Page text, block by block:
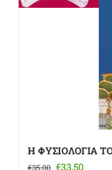
Η ΦΥΣΙΟΛΟΓΙΑ
Original
€33,50Η